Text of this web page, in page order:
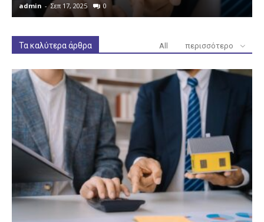
admin - Σεπ 17, 2025 0
Τα καλύτερα άρθρα All περισσότερο